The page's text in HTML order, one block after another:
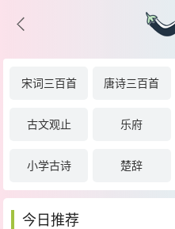
宋词三百首 唐诗三百首
古文观止 乐府
小学古诗 楚辞
今日推荐